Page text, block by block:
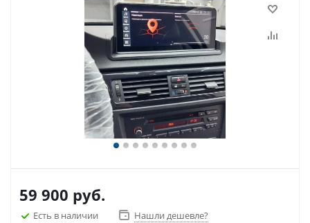
59 900 руб.
Есть в наличии Нашли дешевле?